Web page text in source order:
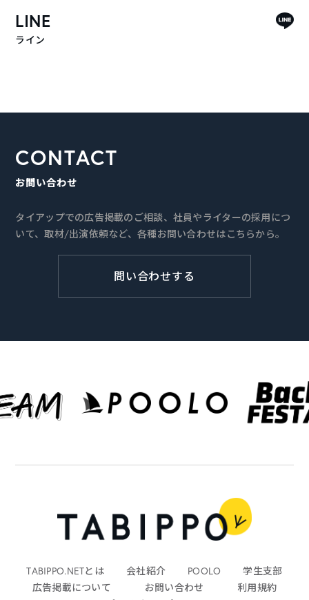
LINE
ライン
CONTACT
お問い合わせ
タイアップでの広告掲載のご相談、社員やライターの採用につ
いて、取材/出演依頼など、各種お問い合わせはこちらから。
問い合わせする
TABIPPO.NETとは 会社紹介 POOLO
学生支部
広告掲載について
お問い合わせ
利用規約